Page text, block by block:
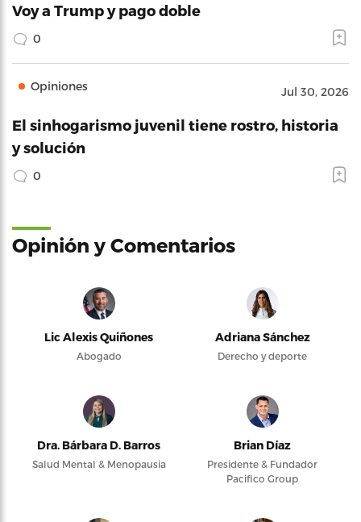
Voy a Trump y pago doble
0
Opiniones Jul 30, 2026
El sinhogarismo juvenil tiene rostro, historia
y solución
0
Opinión y Comentarios
Lic Alexis Quiñones
Abogado
Adriana Sánchez
Derecho y deporte
Dra. Bárbara D. Barros
Salud Mental & Menopausia
Brian Díaz
Presidente & Fundador
Pacifico Group